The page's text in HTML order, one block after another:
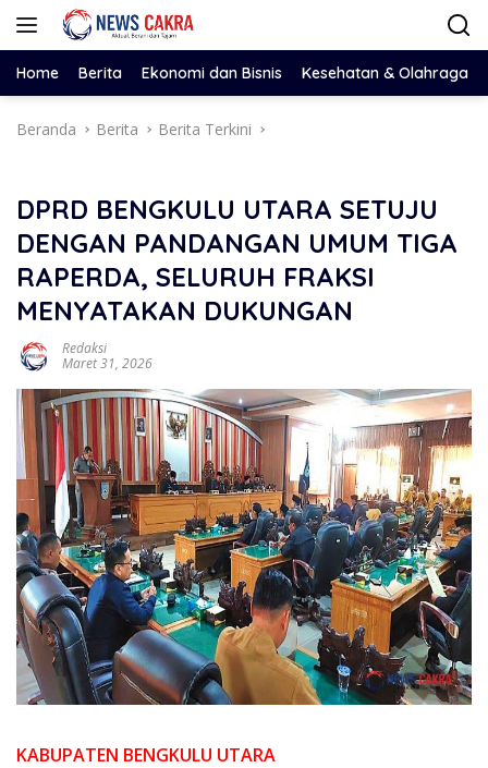
Langsung
Home Berita Ekonomi dan Bisnis Kesehatan & Olahraga
Beranda Berita Berita Terkini
DPRD BENGKULU UTARA SETUJU
DENGAN PANDANGAN UMUM TIGA
RAPERDA, SELURUH FRAKSI
MENYATAKAN DUKUNGAN
Redaksi
Maret 31, 2026
KABUPATEN BENGKULU UTARA